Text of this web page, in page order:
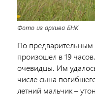
Фото из архива БНК
По
произошел в 19
очевидцы. Им
числе сына
летний мальчик –